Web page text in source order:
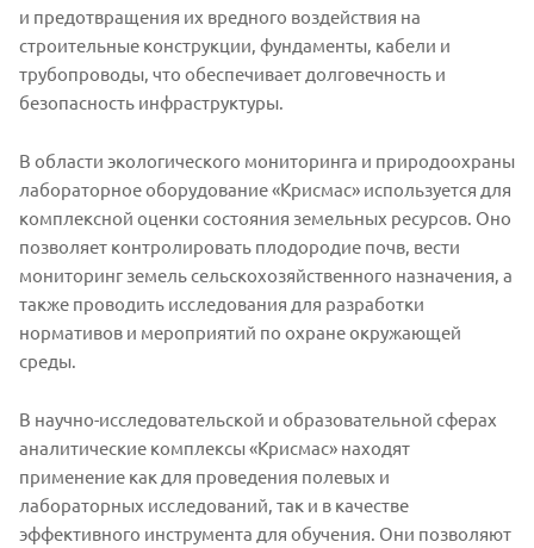
и предотвращения их вредного воздействия на
строительные конструкции, фундаменты, кабели и
трубопроводы, что обеспечивает долговечность и
безопасность инфраструктуры.
В области экологического мониторинга и природоохраны
лабораторное оборудование «Крисмас» используется для
комплексной оценки состояния земельных ресурсов. Оно
позволяет контролировать плодородие почв, вести
мониторинг земель сельскохозяйственного назначения, а
также проводить исследования для разработки
нормативов и мероприятий по охране окружающей
среды.
В научно-исследовательской и образовательной сферах
аналитические комплексы «Крисмас» находят
применение как для проведения полевых и
лабораторных исследований, так и в качестве
эффективного инструмента для обучения. Они позволяют